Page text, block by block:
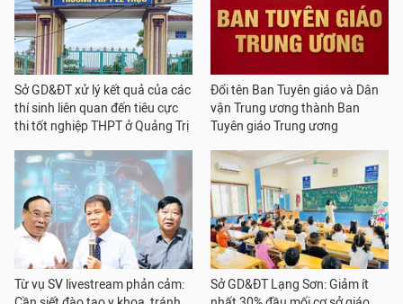
Sở GD&ĐT xử lý kết quả của các
thí sinh liên quan đến tiêu cực
thi tốt nghiệp THPT ở Quảng Trị
Đổi tên Ban Tuyên giáo và Dân
vận Trung ương thành Ban
Tuyên giáo Trung ương
Từ vụ SV livestream phản cảm:
Sở GD&ĐT Lạng Sơn: Giảm ít